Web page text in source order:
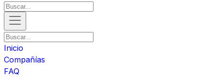
Inicio
Compañías
FAQ